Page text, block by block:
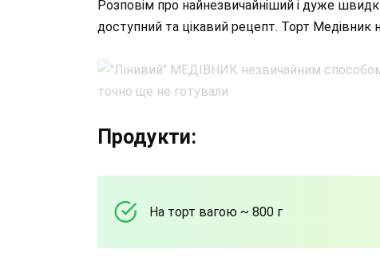
Розповім про найнезвичайніший і дуже
доступний та цікавий рецепт. Торт Медівник
Продукти:
На торт вагою ~ 800 г